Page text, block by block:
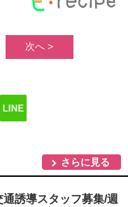
次へ >
さらに見る
誘導スタッフ募集/週